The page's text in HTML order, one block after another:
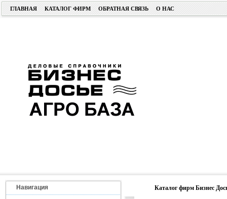
ГЛАВНАЯ КАТАЛОГ ФИРМ ОБРАТНАЯ СВЯЗЬ О НАС
Навигация Каталог фирм Бизнес